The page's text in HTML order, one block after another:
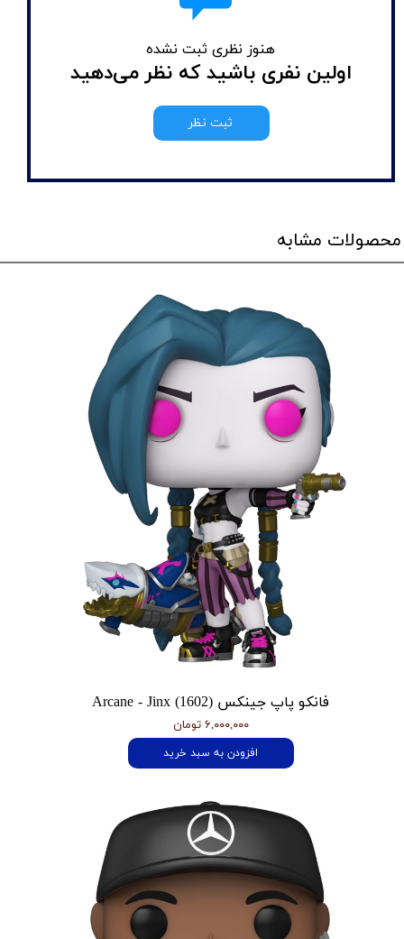
هنوز نظری ثبت نشده
اولین نفری باشید که نظر می‌دهید
ثبت نظر
محصولات مشابه
فانکو پاپ جینکس Arcane - Jinx (1602)
۶,۰۰۰,۰۰۰ تومان
افزودن به سبد خرید